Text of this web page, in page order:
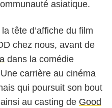
asiatique.
tête d’affiche du film
chez nous, avant de
dans la comédie
carrière au cinéma
qui poursuit son bout
au casting de Good